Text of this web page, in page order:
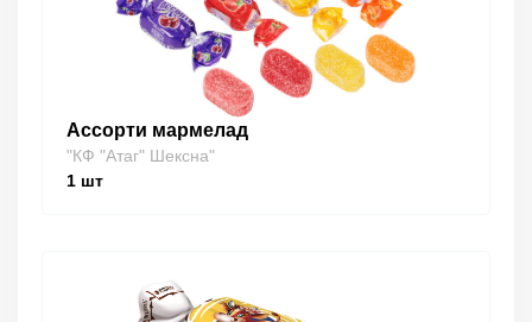
Ассорти мармелад
"КФ "Атаг" Шексна"
1 шт